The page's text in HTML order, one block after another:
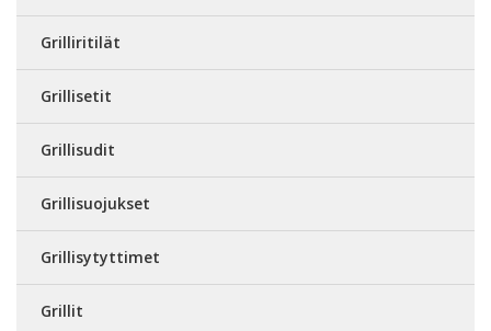
Grilliritilät
Grillisetit
Grillisudit
Grillisuojukset
Grillisytyttimet
Grillit